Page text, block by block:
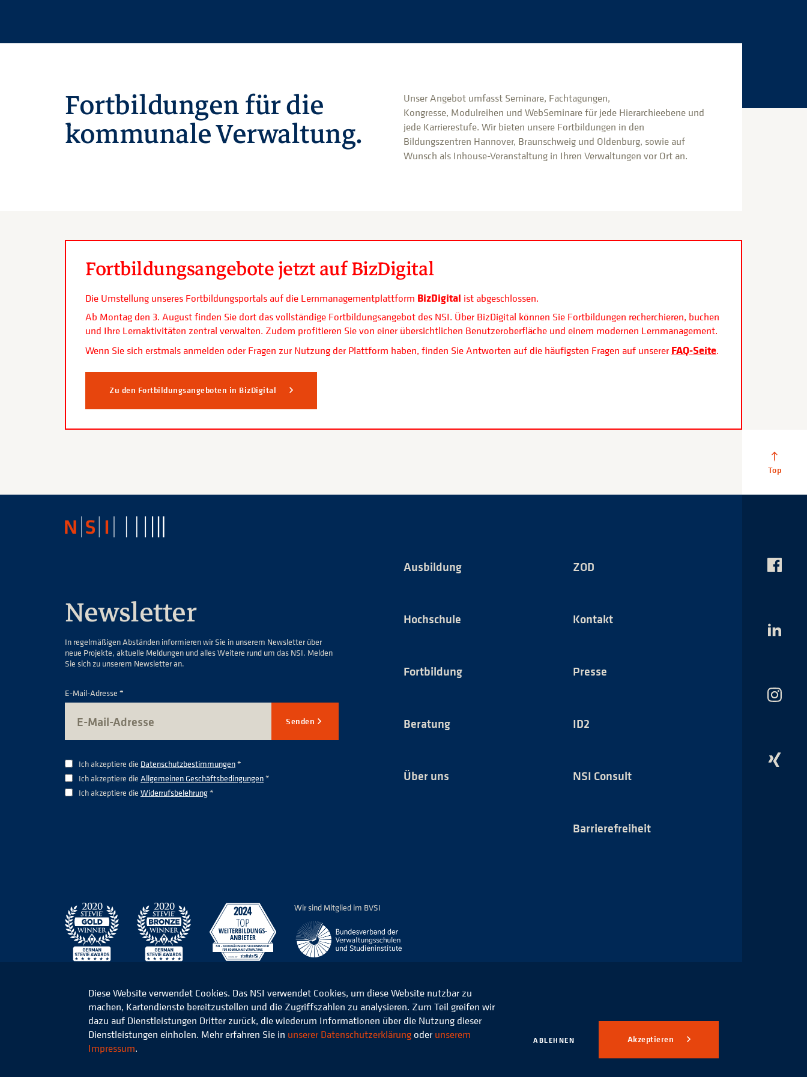
Fortbildungen für die
kommunale Verwaltung.
Unser Angebot umfasst Seminare, Fachtagungen,
Kongresse, Modulreihen und WebSeminare für jede Hierarchieebene und
jede Karrierestufe. Wir bieten unsere Fortbildungen in den
Bildungszentren Hannover, Braunschweig und Oldenburg, sowie auf
Wunsch als Inhouse-Veranstaltung in Ihren Verwaltungen vor Ort an.
Fortbildungsangebote jetzt auf BizDigital
Die Umstellung unseres Fortbildungsportals auf die Lernmanagementplattform BizDigital ist abgeschlossen.
Ab Montag den 3. August finden Sie dort das vollständige Fortbildungsangebot des NSI. Über BizDigital können Sie Fortbildungen recherchieren, buchen
und Ihre Lernaktivitäten zentral verwalten. Zudem profitieren Sie von einer übersichtlichen Benutzeroberfläche und einem modernen Lernmanagement.
Wenn Sie sich erstmals anmelden oder Fragen zur Nutzung der Plattform haben, finden Sie Antworten auf die häufigsten Fragen auf unserer FAQ-Seite.
Zu den Fortbildungsangeboten in BizDigital
Newsletter
In regelmäßigen Abständen informieren wir Sie in unserem Newsletter über
neue Projekte, aktuelle Meldungen und alles Weitere rund um das NSI. Melden
Sie sich zu unserem Newsletter an.
E-Mail-Adresse *
Senden
Ich akzeptiere die Datenschutzbestimmungen*
Ich akzeptiere die Allgemeinen Geschäftsbedingungen*
Ich akzeptiere die Widerrufsbelehrung*
Ausbildung
Hochschule
Fortbildung
Beratung
Über uns
ZOD
Kontakt
Presse
ID2
NSI Consult
Barrierefreiheit
Wir sind Mitglied im BVSI
Das
Das
Das
Das
© 2026 Niedersächsisches Studieninstitut für kommunale Verwaltung e.V. Datenschutz
Diese Website verwendet Cookies. Das NSI verwendet Cookies, um diese Website nutzbar zu
machen, Kartendienste bereitzustellen und die Zugriffszahlen zu analysieren. Zum Teil greifen wir
dazu auf Dienstleistungen Dritter zurück, die wiederum Informationen über die Nutzung dieser
Dienstleistungen einholen. Mehr erfahren Sie in unserer Datenschutzerklärung oder unserem
Impressum.
ABLEHNEN Akzeptieren